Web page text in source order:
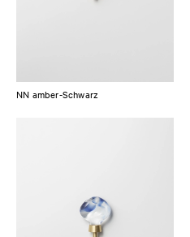
NN amber-Schwarz